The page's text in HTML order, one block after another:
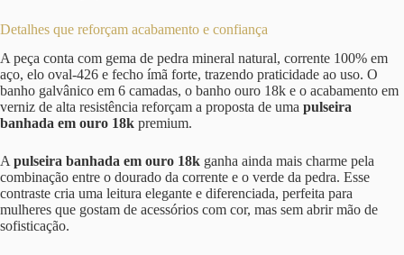
Detalhes que reforçam acabamento e confiança
A peça conta com gema de pedra mineral natural, corrente 100% em
aço, elo oval-426 e fecho ímã forte, trazendo praticidade ao uso. O
banho galvânico em 6 camadas, o banho ouro 18k e o acabamento em
verniz de alta resistência reforçam a proposta de uma pulseira
banhada em ouro 18k premium.
A pulseira banhada em ouro 18k ganha ainda mais charme pela
combinação entre o dourado da corrente e o verde da pedra. Esse
contraste cria uma leitura elegante e diferenciada, perfeita para
mulheres que gostam de acessórios com cor, mas sem abrir mão de
sofisticação.